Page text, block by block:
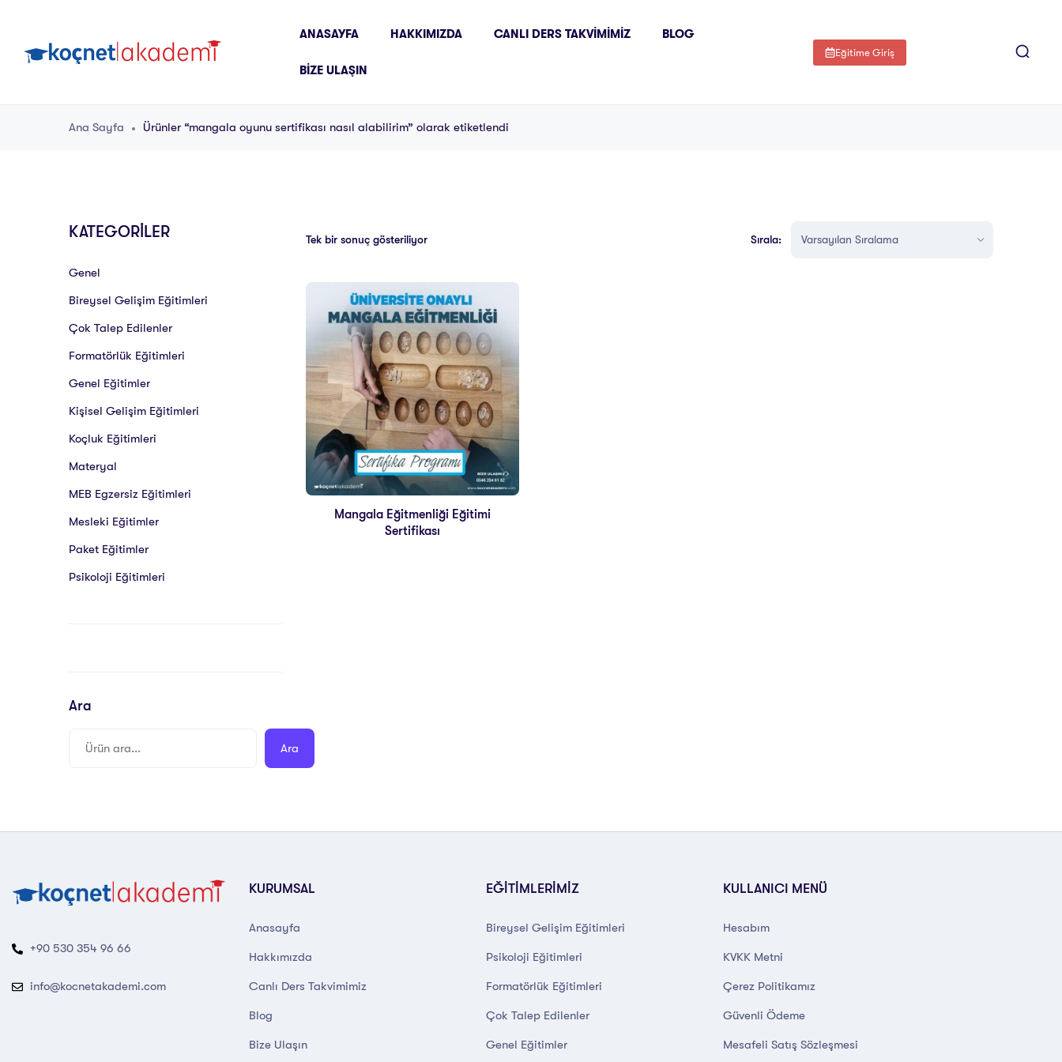
ANASAYFA HAKKIMIZDA CANLI DERS TAKVIMIMIZ BLOG
BIZE ULAŞIN
Eğitime Giriş
Ana Sayfa Ürünler “mangala oyunu sertifikası nasıl alabilirim” olarak etiketlendi
KATEGORİLER
Genel
Bireysel Gelişim Eğitimleri
Çok Talep Edilenler
Formatörlük Eğitimleri
Genel Eğitimler
Kişisel Gelişim Eğitimleri
Koçluk Eğitimleri
Materyal
MEB Egzersiz Eğitimleri
Mesleki Eğitimler
Paket Eğitimler
Psikoloji Eğitimleri
Ara
Ara
Tek bir sonuç gösteriliyor Sırala:
Mangala Eğitmenliği Eğitimi
Sertifikası
+90 530 354 96 66
info@kocnetakademi.com
KURUMSAL
Anasayfa
Hakkımızda
Canlı Ders Takvimimiz
Blog
Bize Ulaşın
EĞİTİMLERİMİZ
Bireysel Gelişim Eğitimleri
Psikoloji Eğitimleri
Formatörlük Eğitimleri
Çok Talep Edilenler
Genel Eğitimler
KULLANICI MENÜ
Hesabım
KVKK Metni
Çerez Politikamız
Güvenli Ödeme
Mesafeli Satış Sözleşmesi